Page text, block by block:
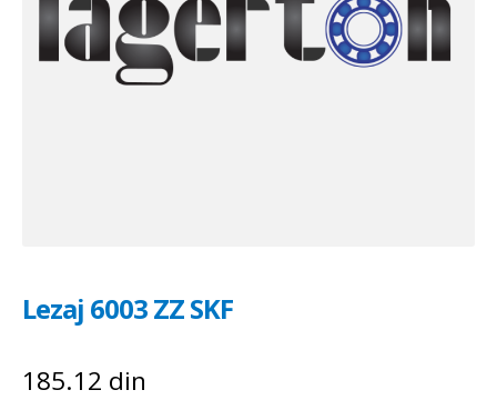
Lezaj 6003 ZZ SKF
185.12 din